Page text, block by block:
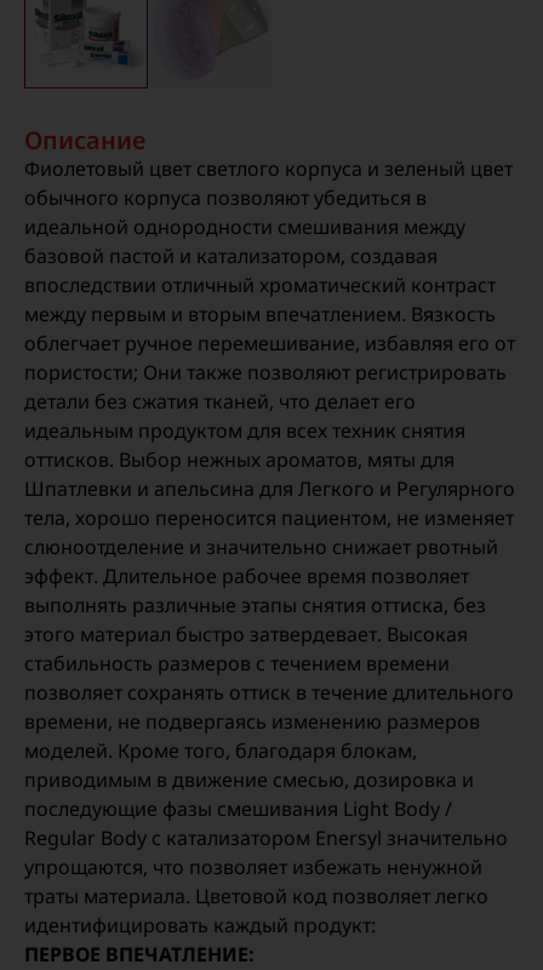
Описание
Фиолетовый цвет светлого корпуса и зеленый цвет
обычного корпуса позволяют убедиться в
идеальной однородности смешивания между
базовой пастой и катализатором, создавая
впоследствии отличный хроматический контраст
между первым и вторым впечатлением. Вязкость
облегчает ручное перемешивание, избавляя его от
пористости; Они также позволяют регистрировать
детали без сжатия тканей, что делает его
идеальным продуктом для всех техник снятия
оттисков. Выбор нежных ароматов, мяты для
Шпатлевки и апельсина для Легкого и Регулярного
тела, хорошо переносится пациентом, не изменяет
слюноотделение и значительно снижает рвотный
эффект. Длительное рабочее время позволяет
выполнять различные этапы снятия оттиска, без
этого материал быстро затвердевает. Высокая
стабильность размеров с течением времени
позволяет сохранять оттиск в течение длительного
времени, не подвергаясь изменению размеров
моделей. Кроме того, благодаря блокам,
приводимым в движение смесью, дозировка и
последующие фазы смешивания Light Body /
Regular Body с катализатором Enersyl значительно
упрощаются, что позволяет избежать ненужной
траты материала. Цветовой код позволяет легко
идентифицировать каждый продукт:
ПЕРВОЕ ВПЕЧАТЛЕНИЕ: